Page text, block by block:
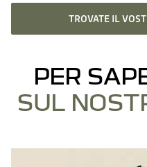
TROVATE IL
PER
SUL